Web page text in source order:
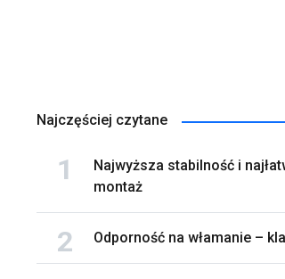
Najczęściej czytane
Najwyższa stabilność i
montaż
Odporność na włamanie –